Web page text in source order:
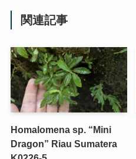
関連記事
Homalomena sp. “Mini
Dragon” Riau Sumatera